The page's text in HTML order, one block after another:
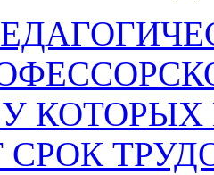
КОТОРЫХ
СРОК